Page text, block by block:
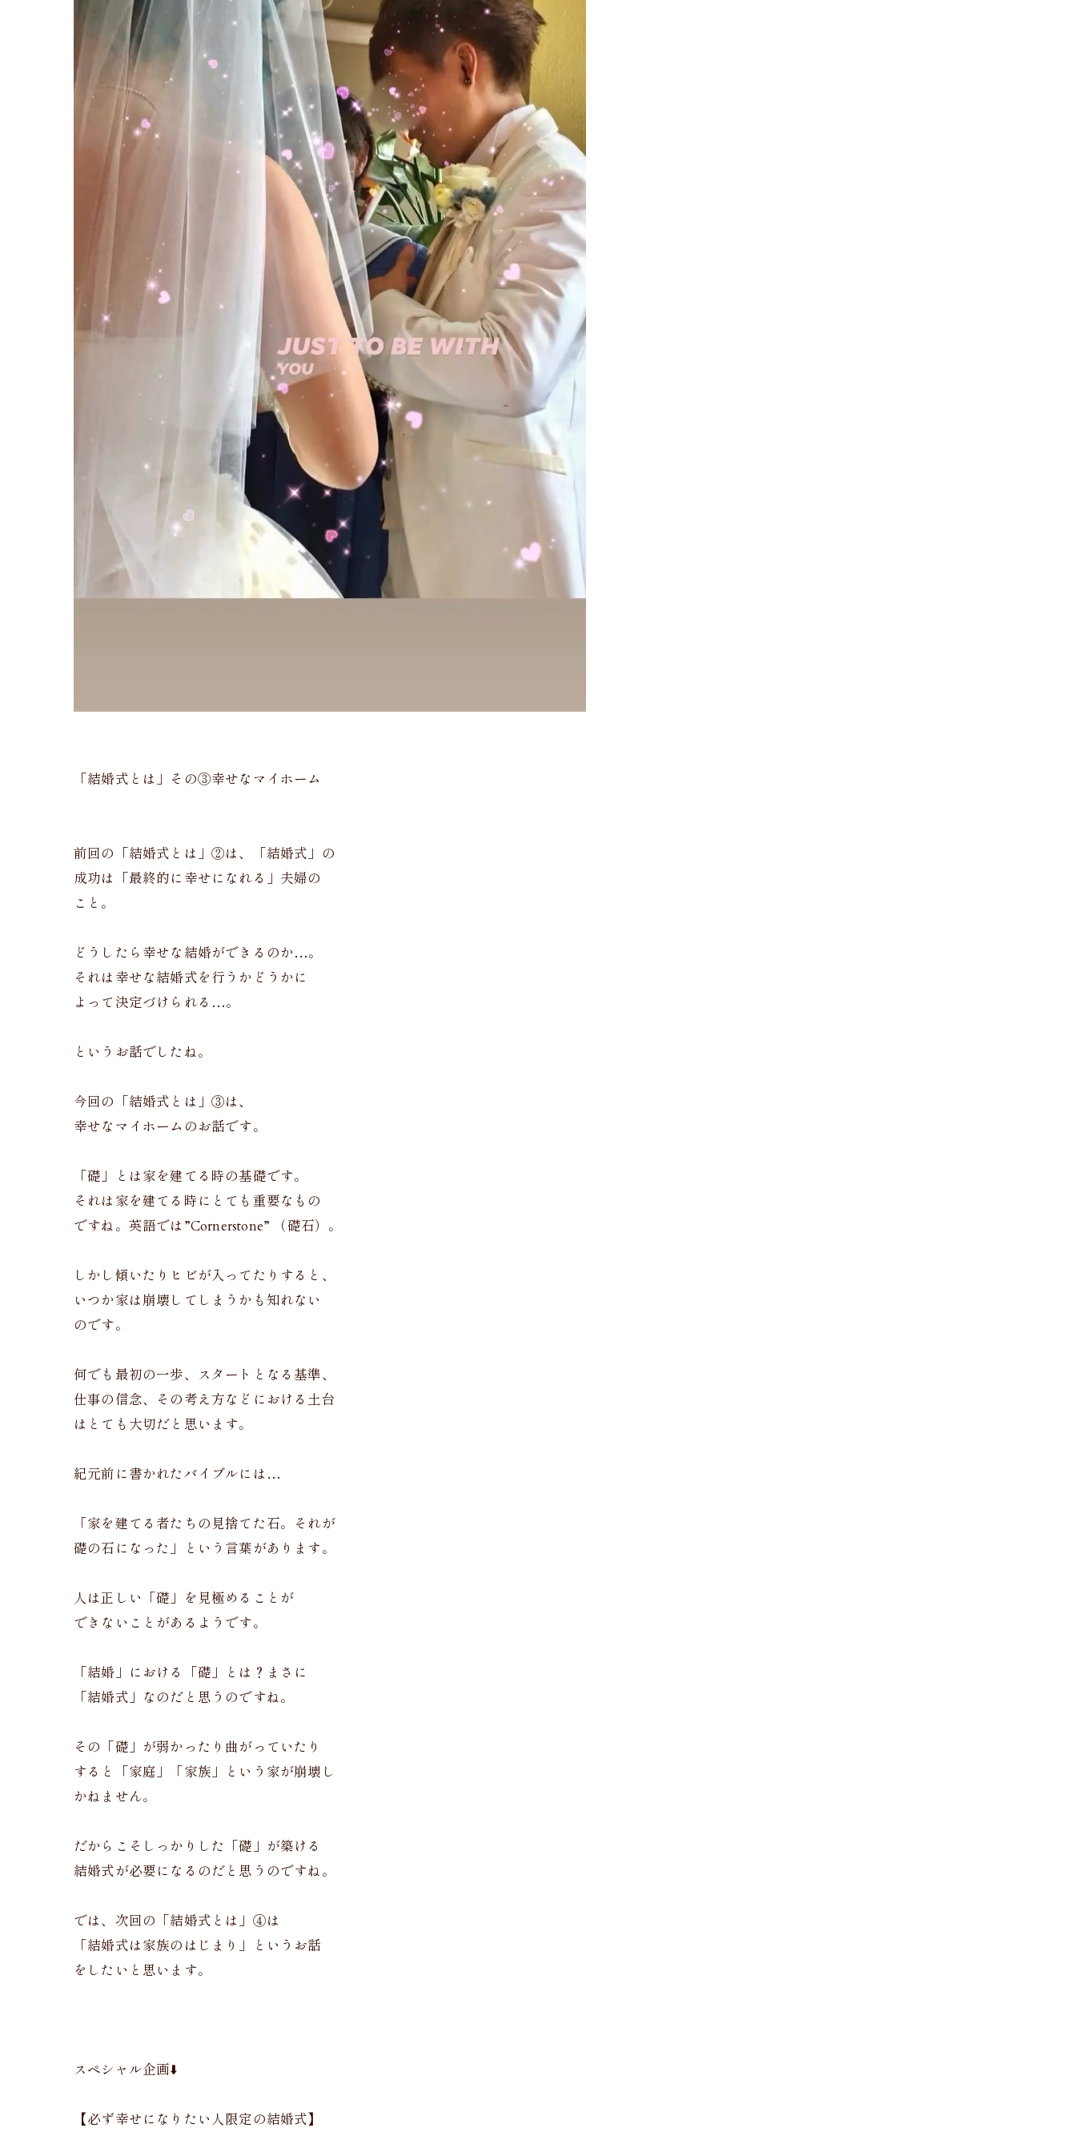
「結婚式とは」その③幸せなマイホーム
前回の「結婚式とは」②は、「結婚式」の
成功は「最終的に幸せになれる」夫婦の
こと。
どうしたら幸せな結婚ができるのか…。
それは幸せな結婚式を行うかどうかに
よって決定づけられる…。
というお話でしたね。
今回の「結婚式とは」③は、
幸せなマイホームのお話です。
「礎」とは家を建てる時の基礎です。
それは家を建てる時にとても重要なもの
ですね。英語では”Cornerstone” （礎石）。
しかし傾いたりヒビが入ってたりすると、
いつか家は崩壊してしまうかも知れない
のです。
何でも最初の一歩、スタートとなる基準、
仕事の信念、その考え方などにおける土台
はとても大切だと思います。
紀元前に書かれたバイブルには…
「家を建てる者たちの見捨てた石。それが
礎の石になった」という言葉があります。
人は正しい「礎」を見極めることが
できないことがあるようです。
「結婚」における「礎」とは？まさに
「結婚式」なのだと思うのですね。
その「礎」が弱かったり曲がっていたり
すると「家庭」「家族」という家が崩壊し
かねません。
だからこそしっかりした「礎」が築ける
結婚式が必要になるのだと思うのですね。
では、次回の「結婚式とは」④は
「結婚式は家族のはじまり」というお話
をしたいと思います。
スペシャル企画⬇️
【必ず幸せになりたい人限定の結婚式】